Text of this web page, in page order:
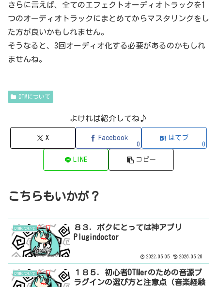
さらに言えば、全てのエフェクトオーディオトラックを1
つのオーディオトラックにまとめてからマスタリングをし
た方が良いかもしれません。
そうなると、3回オーディオ化する必要があるのかもしれ
ませんね。
DTMについて
よければ紹介してね♪
X Facebook
0
はてブ
0
LINE コピー
こちらもいかが？
DTMについて
８３．ボクにとっては神アプリ
Plugindoctor
2022.05.05 2026.05.26
DTMについて
１８５．初心者DTMerのための音源プ
ラグインの選び方と注意点（音楽経験